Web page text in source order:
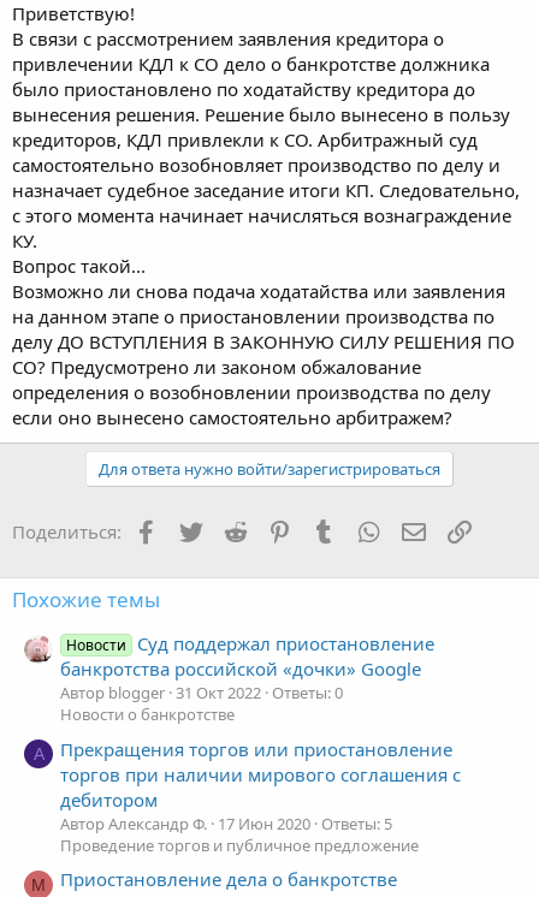
Приветствую!
В связи с рассмотрением заявления кредитора о
привлечении КДЛ к СО дело о банкротстве должника
было приостановлено по ходатайству кредитора до
вынесения решения. Решение было вынесено в пользу
кредиторов, КДЛ привлекли к СО. Арбитражный суд
самостоятельно возобновляет производство по делу и
назначает судебное заседание итоги КП. Следовательно,
с этого момента начинает начисляться вознаграждение
КУ.
Вопрос такой...
Возможно ли снова подача ходатайства или заявления
на данном этапе о приостановлении производства по
делу ДО ВСТУПЛЕНИЯ В ЗАКОННУЮ СИЛУ РЕШЕНИЯ ПО
СО? Предусмотрено ли законом обжалование
определения о возобновлении производства по делу
если оно вынесено самостоятельно арбитражем?
Для ответа нужно войти/зарегистрироваться
Поделиться: Facebook
TwitterReddit PinterestTumblr WhatsApp Ссылка
Похожие темы
Новости
Суд поддержал приостановление
банкротства российской «дочки» Google
Автор blogger 31 Окт 2022 Ответы: 0
Новости о банкротстве
А
Прекращения торгов или приостановление
торгов при наличии мирового соглашения с
дебитором
Автор Александр Ф. 17 Июн 2020 Ответы: 5
Проведение торгов и публичное предложение
М Приостановление дела о банкротстве